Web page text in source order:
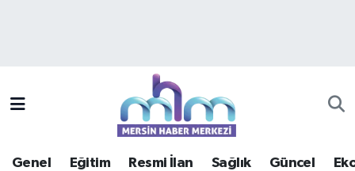
Genel Eğitim Resmi İlan Sağlık Güncel
Mersin Trafik Yoğunluk Haritası
Süper Lig Puan Durumu ve Fikstür